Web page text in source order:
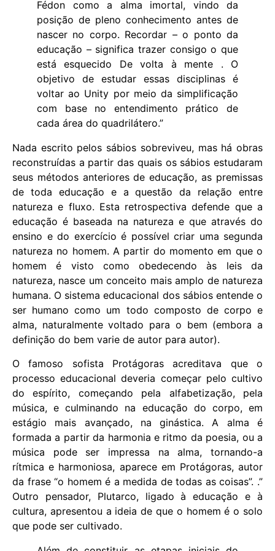
Fédon como a alma imortal, vindo da
posição de pleno conhecimento antes de
nascer no corpo. Recordar – o ponto da
educação – significa trazer consigo o que
está esquecido De volta à mente . O
objetivo de estudar essas disciplinas é
voltar ao Unity por meio da simplificação
com base no entendimento prático de
cada área do quadrilátero.”
Nada escrito pelos sábios sobreviveu, mas há obras
reconstruídas a partir das quais os sábios estudaram
seus métodos anteriores de educação, as premissas
de toda educação e a questão da relação entre
natureza e fluxo. Esta retrospectiva defende que a
educação é baseada na natureza e que através do
ensino e do exercício é possível criar uma segunda
natureza no homem. A partir do momento em que o
homem é visto como obedecendo às leis da
natureza, nasce um conceito mais amplo de natureza
humana. O sistema educacional dos sábios entende o
ser humano como um todo composto de corpo e
alma, naturalmente voltado para o bem (embora a
definição do bem varie de autor para autor).
O famoso sofista Protágoras acreditava que o
processo educacional deveria começar pelo cultivo
do espírito, começando pela alfabetização, pela
música, e culminando na educação do corpo, em
estágio mais avançado, na ginástica. A alma é
formada a partir da harmonia e ritmo da poesia, ou a
música pode ser impressa na alma, tornando-a
rítmica e harmoniosa, aparece em Protágoras, autor
da frase “o homem é a medida de todas as coisas”. .”
Outro pensador, Plutarco, ligado à educação e à
cultura, apresentou a ideia de que o homem é o solo
que pode ser cultivado.